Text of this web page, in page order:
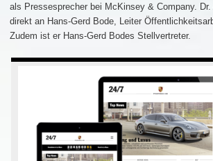
als Pressesprecher bei McKinsey & Company.
direkt an Hans-Gerd Bode, Leiter
Zudem ist er Hans-Gerd Bodes Stellvertreter.